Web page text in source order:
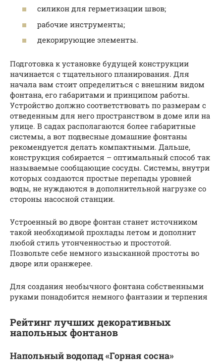
силикон для герметизации швов;
рабочие инструменты;
декорирующие элементы.
Подготовка к установке будущей конструкции
начинается с тщательного планирования. Для
начала вам стоит определиться с внешним видом
фонтана, его габаритами и принципом работы.
Устройство должно соответствовать по размерам с
отведенным для него пространством в доме или на
улице. В садах располагаются более габаритные
системы, а вот подвесные домашние фонтаны
рекомендуется делать компактными. Дальше,
конструкция собирается – оптимальный способ так
называемые сообщающие сосуды. Системы, внутри
которых создаются простые перепады уровней
воды, не нуждаются в дополнительной нагрузке со
стороны насосной станции.
Устроенный во дворе фонтан станет источником
такой необходимой прохлады летом и дополнит
любой стиль утонченностью и простотой.
Позвольте себе немного изысканной простоты во
дворе или оранжерее.
Для создания необычного фонтана собственными
руками понадобится немного фантазии и терпения
Рейтинг лучших декоративных
напольных фонтанов
Напольный водопад «Горная сосна»